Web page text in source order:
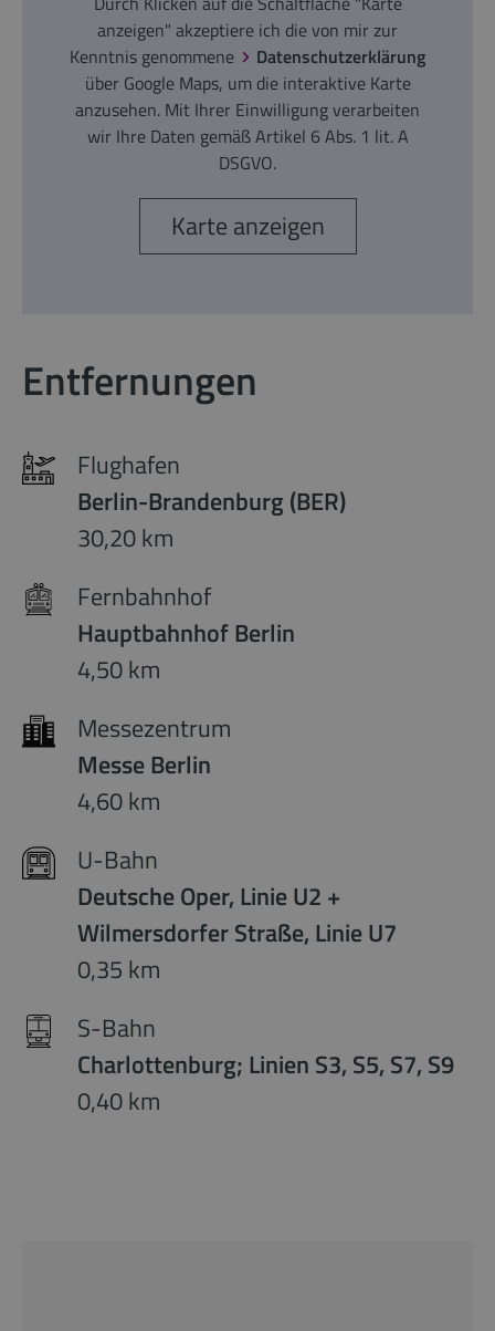
anzeigen" akzeptiere ich die von mir zur
Kenntnis genommene
Datenschutzerklärung
über Google Maps, um die interaktive Karte
anzusehen. Mit Ihrer Einwilligung verarbeiten
wir Ihre Daten gemäß Artikel 6 Abs. 1 lit. A
DSGVO.
Karte anzeigen
Entfernungen
Flughafen
Berlin-Brandenburg (BER)
30,20 km
Fernbahnhof
Hauptbahnhof Berlin
4,50 km
Messezentrum
Messe Berlin
4,60 km
U-Bahn
Deutsche Oper, Linie U2 +
Wilmersdorfer Straße, Linie U7
0,35 km
S-Bahn
Charlottenburg; Linien S3, S5, S7, S9
0,40 km